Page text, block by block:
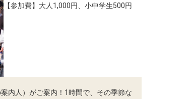
【参加費】大人1,000円、小中学生500円
内人）がご案内！1時間で、その季節な